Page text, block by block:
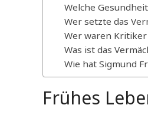
Welche
Wer setzte das
Wer waren Kritiker
Was ist das
Wie hat Sigmund
Frühes